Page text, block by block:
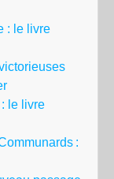
: le livre
le livre
: